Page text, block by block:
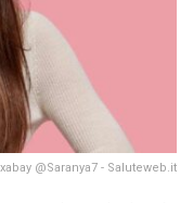
@Saranya7 - Saluteweb.it